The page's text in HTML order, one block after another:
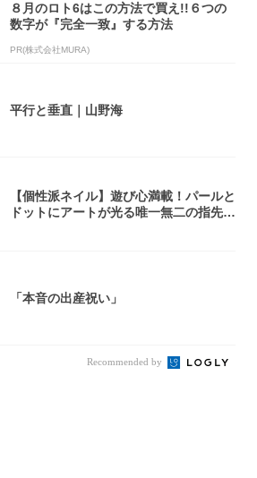
８月のロト6はこの方法で買え!!６つの
数字が『完全一致』する方法
PR(株式会社MURA)
平行と垂直｜山野海
【個性派ネイル】遊び心満載！パールと
ドットにアートが光る唯一無二の指先が
「本音の出産祝い」
Recommended by